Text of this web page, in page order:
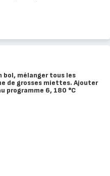
bol, mélanger tous les
de grosses miettes. Ajouter
programme 6, 180 °C